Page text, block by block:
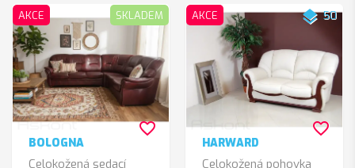
AKCE SKLADEM
BOLOGNA
Celokožená sedací
favorite_border
AKCE layers50
HARWARD
Celokožená pohovka
favorite_border